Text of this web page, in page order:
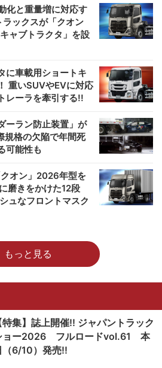
化と重量増に対応す
ックスが「クオン
ャブトラクタ」を設
に車載用ショートキ
重いSUVやEVに対応
レーラを牽引する!!
ーラン防止装置」が
格の欠陥で年間死
可能性も
オン」2026年型を
磨きをかけた12段
ュなフロントマスク
もっと見る
特集】誌上開催!! ジャパントラック
ョー2026 フルロードvol.61 本
（6/10）発売!!